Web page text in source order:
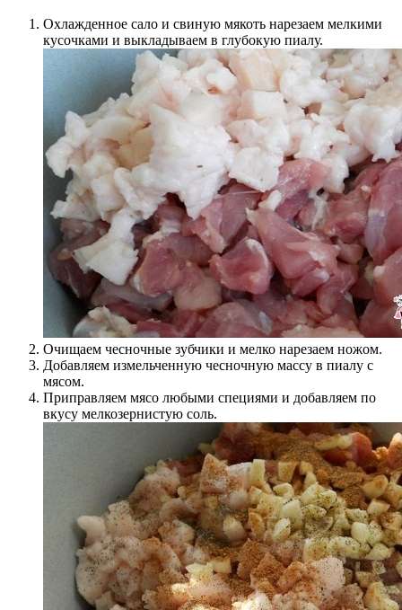
Охлажденное сало и свиную мякоть нарезаем мелкими
кусочками и выкладываем в глубокую пиалу.
Очищаем чесночные зубчики и мелко нарезаем ножом.
Добавляем измельченную чесночную массу в пиалу с
мясом.
Приправляем мясо любыми специями и добавляем по
вкусу мелкозернистую соль.